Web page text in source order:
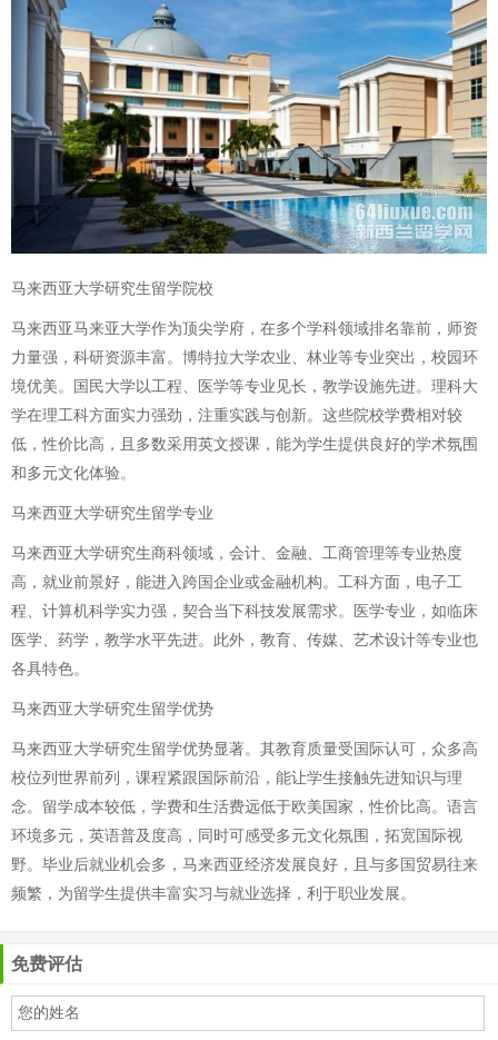
马来西亚大学研究生留学院校
马来西亚马来亚大学作为顶尖学府，在多个学科领域排名靠前，师资
力量强，科研资源丰富。博特拉大学农业、林业等专业突出，校园环
境优美。国民大学以工程、医学等专业见长，教学设施先进。理科大
学在理工科方面实力强劲，注重实践与创新。这些院校学费相对较
低，性价比高，且多数采用英文授课，能为学生提供良好的学术氛围
和多元文化体验。
马来西亚大学研究生留学专业
马来西亚大学研究生商科领域，会计、金融、工商管理等专业热度
高，就业前景好，能进入跨国企业或金融机构。工科方面，电子工
程、计算机科学实力强，契合当下科技发展需求。医学专业，如临床
医学、药学，教学水平先进。此外，教育、传媒、艺术设计等专业也
各具特色。
马来西亚大学研究生留学优势
马来西亚大学研究生留学优势显著。其教育质量受国际认可，众多高
校位列世界前列，课程紧跟国际前沿，能让学生接触先进知识与理
念。留学成本较低，学费和生活费远低于欧美国家，性价比高。语言
环境多元，英语普及度高，同时可感受多元文化氛围，拓宽国际视
野。毕业后就业机会多，马来西亚经济发展良好，且与多国贸易往来
频繁，为留学生提供丰富实习与就业选择，利于职业发展。
免费评估